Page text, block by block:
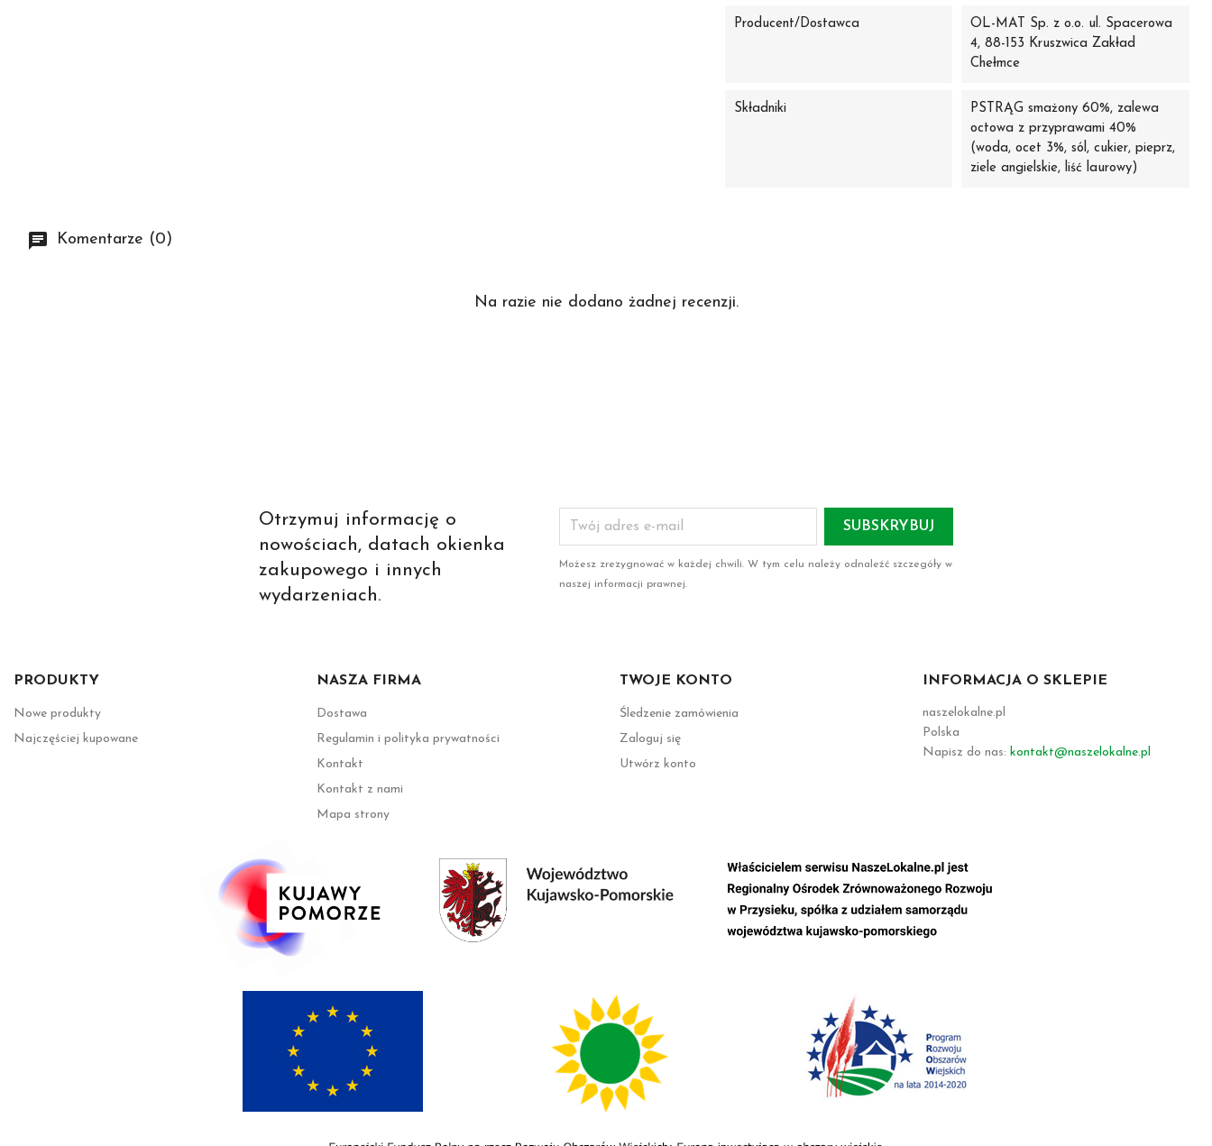
Producent/Dostawca
OL-MAT Sp. z o.o. ul. Spacerowa
4, 88-153 Kruszwica Zakład
Chełmce
Składniki
PSTRĄG smażony 60%, zalewa
octowa z przyprawami 40%
(woda, ocet 3%, sól, cukier, pieprz,
ziele angielskie, liść laurowy)
Komentarze (0)
Na razie nie dodano żadnej recenzji.
Otrzymuj informację o
nowościach, datach okienka
zakupowego i innych
wydarzeniach.
Możesz zrezygnować w każdej chwili. W tym celu należy odnaleźć szczegóły w
naszej informacji prawnej.
PRODUKTY
Nowe produkty
Najczęściej kupowane
NASZA FIRMA
Dostawa
Regulamin i polityka prywatności
Kontakt
Kontakt z nami
Mapa strony
TWOJE KONTO
Śledzenie zamówienia
Zaloguj się
Utwórz konto
INFORMACJA O SKLEPIE
naszelokalne.pl
Polska
Napisz do nas: kontakt@naszelokalne.pl